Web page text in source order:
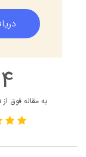
به مقاله فوق از 1 تا 5 امتیاز دهید.